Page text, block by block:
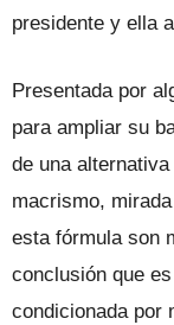
presidente y ella
Presentada por
para ampliar su
de una
macrismo,
esta fórmula son
conclusión que
condicionada por